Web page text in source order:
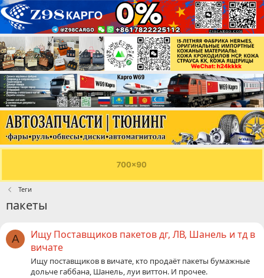
Теги
пакеты
A
Ищу Поставщиков пакетов дг, ЛВ, Шанель и тд в
вичате
Ищу поставщиков в вичате, кто продаёт пакеты бумажные
дольче габбана, Шанель, луи виттон. И прочее.